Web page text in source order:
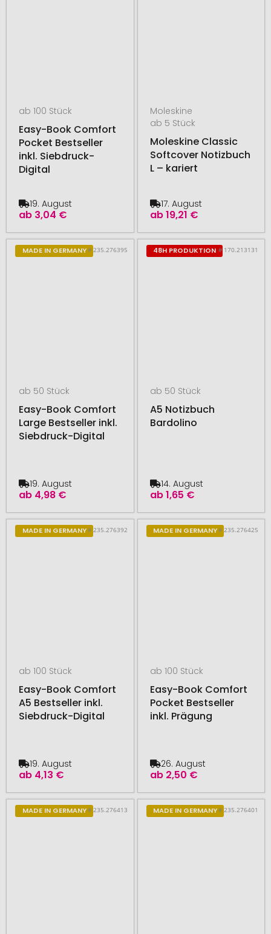
ab 100 Stück
Easy-Book Comfort
Pocket Bestseller
inkl. Siebdruck-
Digital
ab 3,04 €
19. August
Moleskine
ab 5 Stück
Moleskine Classic
Softcover Notizbuch
L – kariert
ab19,21 €
17. August
MADE IN GERMANY# 235.276395
ab 50 Stück
Easy-Book Comfort
Large Bestseller inkl.
Siebdruck-Digital
ab 4,98 €
19. August
48H PRODUKTION # 170.213131
ab 50 Stück
A5 Notizbuch
Bardolino
ab1,65 €
14. August
MADE IN GERMANY# 235.276392
ab 100 Stück
Easy-Book Comfort
A5 Bestseller inkl.
Siebdruck-Digital
ab 4,13 €
19. August
MADE IN GERMANY# 235.276425
ab 100 Stück
Easy-Book Comfort
Pocket Bestseller
inkl. Prägung
ab 2,50 €
26. August
MADE IN GERMANY# 235.276413 MADE IN GERMANY# 235.276401